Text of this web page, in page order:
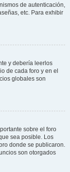
de autenticación,
etc. Para exhibir
y debería leerlos
de cada foro y en el
globales son
sobre el foro
sea posible. Los
donde se publicaron.
son otorgados